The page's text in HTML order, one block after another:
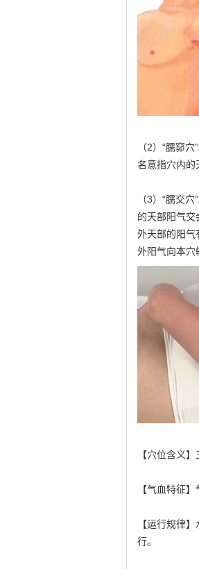
（2）“臑窌
名意指穴内的
（3）“臑交
的天部阳气
外天部的阳气
外阳气向本穴
【穴位含义
【气血特征
【运行规律
行。